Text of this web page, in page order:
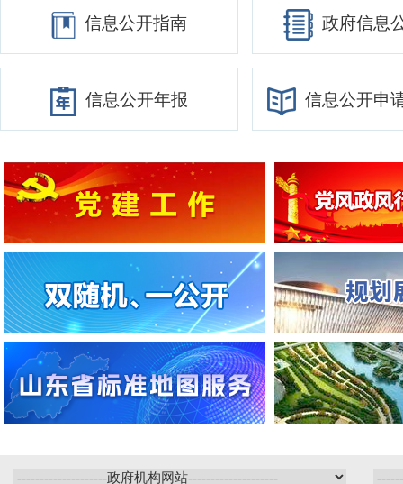
信息公开指南 政府信息
信息公开年报 信息公开申